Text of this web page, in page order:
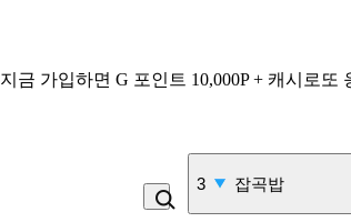
지금 가입하면 G 포인트 10,000P + 캐시로또
4 라면